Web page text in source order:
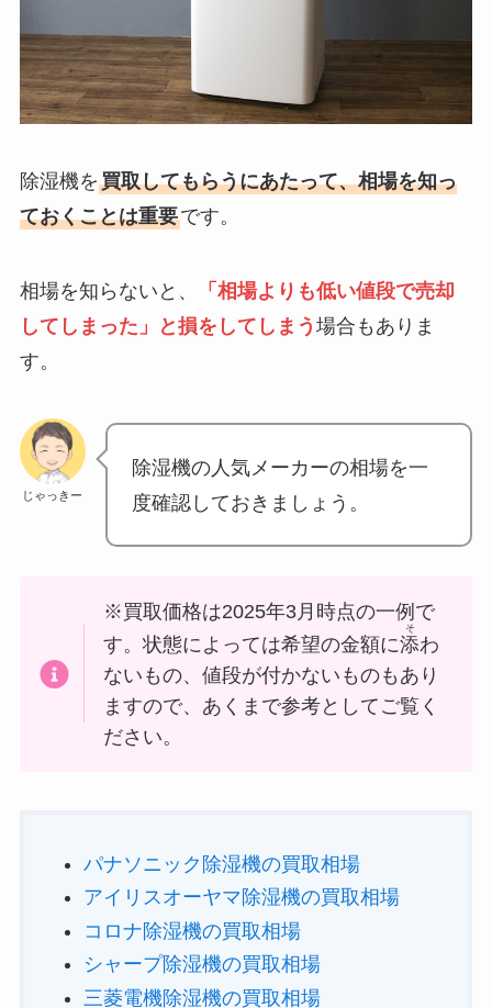
除湿機を買取してもらうにあたって、相場を知っ
ておくことは重要です。
相場を知らないと、
「相場よりも低い値段で売却
してしまった」と損をしてしまう 場合もありま
す。
じゃっきー
除湿機の人気メーカーの相場を一
度確認しておきましょう。
※買取価格は2025年3月時点の一例で
す。状態によっては希望の金額に添
そ
わ
ないもの、値段が付かないものもあり
ますので、あくまで参考としてご覧く
ださい。
パナソニック除湿機の買取相場
アイリスオーヤマ除湿機の買取相場
コロナ除湿機の買取相場
シャープ除湿機の買取相場
三菱電機除湿機の買取相場